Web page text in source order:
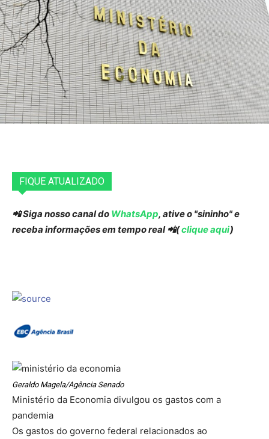
FIQUE ATUALIZADO
📲 Siga nosso canal do WhatsApp, ative o "sininho" e
receba informações em tempo real 📲(clique aqui)
Geraldo Magela/Agência Senado
Ministério da Economia divulgou os gastos com a
pandemia
Os gastos do governo federal relacionados ao